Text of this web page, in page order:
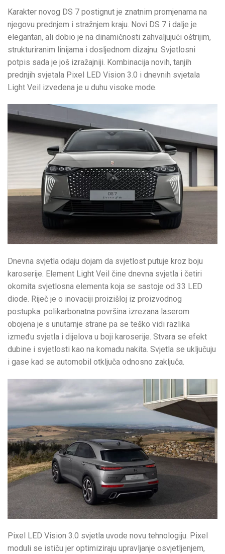
Karakter novog DS 7 postignut je znatnim promjenama na
njegovu prednjem i stražnjem kraju. Novi DS 7 i dalje je
elegantan, ali dobio je na dinamičnosti zahvaljujući oštrijim,
strukturiranim linijama i dosljednom dizajnu. Svjetlosni
potpis sada je još izražajniji. Kombinacija novih, tanjih
prednjih svjetala Pixel LED Vision 3.0 i dnevnih svjetala
Light Veil izvedena je u duhu visoke mode.
Dnevna svjetla odaju dojam da svjetlost putuje kroz boju
karoserije. Element Light Veil čine dnevna svjetla i četiri
okomita svjetlosna elementa koja se sastoje od 33 LED
diode. Riječ je o inovaciji proizišloj iz proizvodnog
postupka: polikarbonatna površina izrezana laserom
obojena je s unutarnje strane pa se teško vidi razlika
između svjetla i dijelova u boji karoserije. Stvara se efekt
dubine i svjetlosti kao na komadu nakita. Svjetla se uključuju
i gase kad se automobil otključa odnosno zaključa.
Pixel LED Vision 3.0 svjetla uvode novu tehnologiju. Pixel
moduli se ističu jer optimiziraju upravljanje osvjetljenjem,